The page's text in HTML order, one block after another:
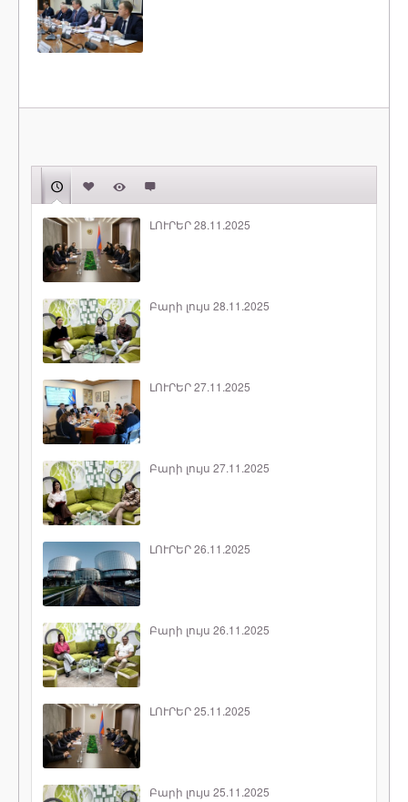
ԼՈՒՐԵՐ 28.11.2025
Բարի լույս 28.11.2025
ԼՈՒՐԵՐ 27.11.2025
Բարի լույս 27.11.2025
ԼՈՒՐԵՐ 26.11.2025
Բարի լույս 26.11.2025
ԼՈՒՐԵՐ 25.11.2025
Բարի լույս 25.11.2025